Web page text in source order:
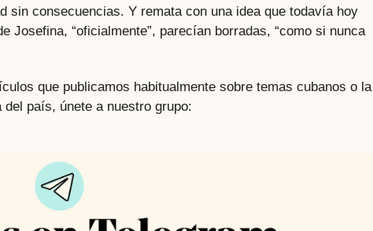
sin consecuencias. Y remata con una idea que todavía hoy
Josefina, “oficialmente”, parecían borradas, “como si nunca
que publicamos habitualmente sobre temas cubanos o la
país, únete a nuestro grupo: